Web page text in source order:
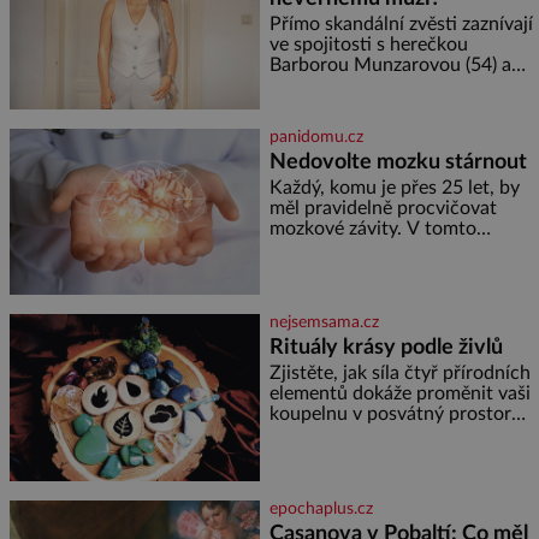
příslušnic svého včelstva,
vznikne jeden z
nejdokonalejších organismů
Přímo skandální zvěsti zaznívají
ve spojitosti s herečkou
Barborou Munzarovou (54) a
viděna s jakýmsi sympaťákem, s
nímž se velmi družně, až d
panidomu.cz
Nedovolte mozku stárnout
Každý, komu je přes 25 let, by
měl pravidelně procvičovat
mozkové závity. V tomto
marně v paměti lovíte název
knížky, kterou jste nedávno
přečetli. Je to opravdu tak, s
věkem jako kdyby se paměť
rozhodla stávkovat. Cvičte
nejsemsama.cz
Rituály krásy podle živlů
Zjistěte, jak síla čtyř přírodních
elementů dokáže proměnit vaši
koupelnu v posvátný prostor
hvězdami? Každá z nás v sobě
nese otisk vesmíru, který se
epochaplus.cz
Casanova v Pobaltí: Co měl